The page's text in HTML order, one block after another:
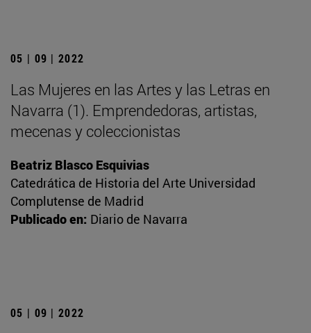
05 | 09 | 2022
Las Mujeres en las Artes y las Letras en
Navarra (1). Emprendedoras, artistas,
mecenas y coleccionistas
Beatriz Blasco Esquivias
Catedrática de Historia del Arte Universidad
Complutense de Madrid
Publicado en: Diario de Navarra
05 | 09 | 2022